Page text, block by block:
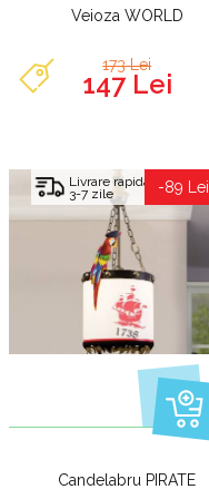
Veioza WORLD
173 Lei
147 Lei
Livrare rapida
3-7 zile -89 Lei
Candelabru PIRATE